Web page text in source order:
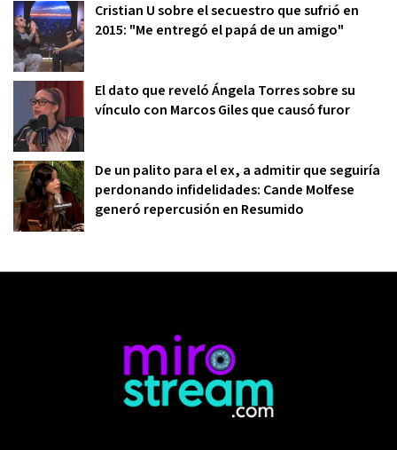
Cristian U sobre el secuestro que sufrió en
2015: "Me entregó el papá de un amigo"
El dato que reveló Ángela Torres sobre su
vínculo con Marcos Giles que causó furor
De un palito para el ex, a admitir que seguiría
perdonando infidelidades: Cande Molfese
generó repercusión en Resumido